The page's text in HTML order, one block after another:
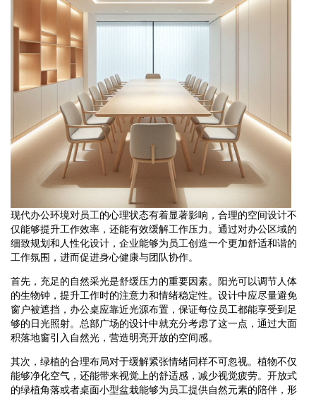
现代办公环境对员工的心理状态有着显著影响，合理的空间设计不
仅能够提升工作效率，还能有效缓解工作压力。通过对办公区域的
细致规划和人性化设计，企业能够为员工创造一个更加舒适和谐的
工作氛围，进而促进身心健康与团队协作。
首先，充足的自然采光是舒缓压力的重要因素。阳光可以调节人体
的生物钟，提升工作时的注意力和情绪稳定性。设计中应尽量避免
窗户被遮挡，办公桌应靠近光源布置，保证每位员工都能享受到足
够的日光照射。总部广场的设计中就充分考虑了这一点，通过大面
积落地窗引入自然光，营造明亮开放的空间感。
其次，绿植的合理布局对于缓解紧张情绪同样不可忽视。植物不仅
能够净化空气，还能带来视觉上的舒适感，减少视觉疲劳。开放式
的绿植角落或者桌面小型盆栽能够为员工提供自然元素的陪伴，形